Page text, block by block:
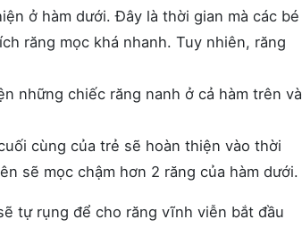
ở hàm dưới. Đây là thời gian mà các bé
răng mọc khá nhanh. Tuy nhiên, răng
những chiếc răng nanh ở cả hàm trên và
cùng của trẻ sẽ hoàn thiện vào thời
sẽ mọc chậm hơn 2 răng của hàm dưới.
tự rụng để cho răng vĩnh viễn bắt đầu